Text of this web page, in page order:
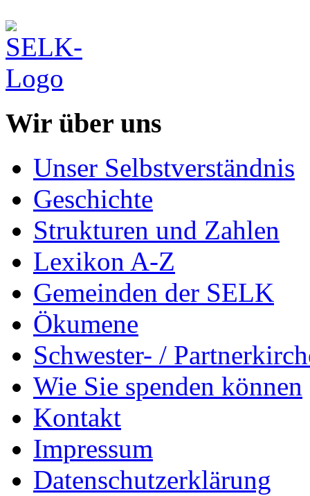
Wir über uns
Unser Selbstverständnis
Geschichte
Strukturen und Zahlen
Lexikon A-Z
Gemeinden der SELK
Ökumene
Schwester- /
Wie Sie spenden können
Kontakt
Impressum
Datenschutzerklärung